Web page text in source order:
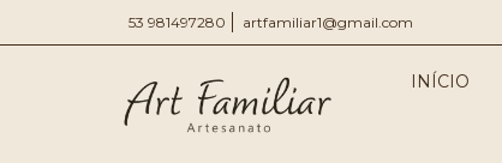
53 981497280 artfamiliar1@gmail.com
INÍCIO